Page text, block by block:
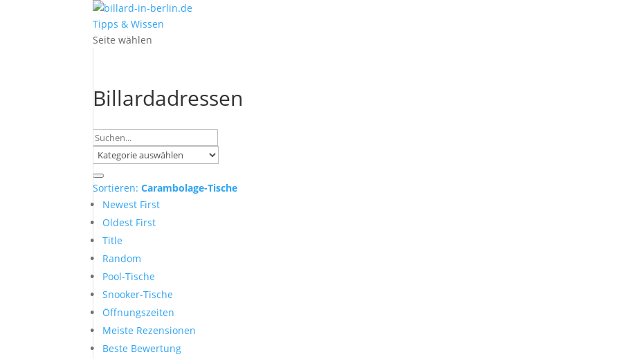
Tipps & Wissen
Seite wählen
Billardadressen
Sortieren:Carambolage-Tische
Newest First
Oldest First
Title
Random
Pool-Tische
Snooker-Tische
Öffnungszeiten
Meiste Rezensionen
Beste Bewertung